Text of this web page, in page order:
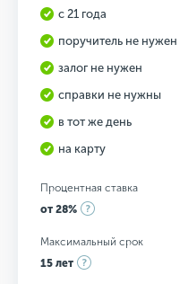
с 21 года
поручитель не нужен
залог не нужен
справки не нужны
в тот же день
на карту
Процентная ставка
от 28%
Максимальный срок
15 лет